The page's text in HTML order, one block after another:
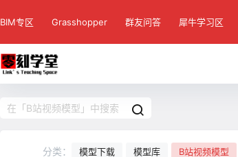
BIM专区 Grasshopper 群友问答 犀牛学习区
分类： 模型下载 模型库 B站视频模型